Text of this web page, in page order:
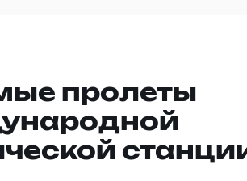
пролеты